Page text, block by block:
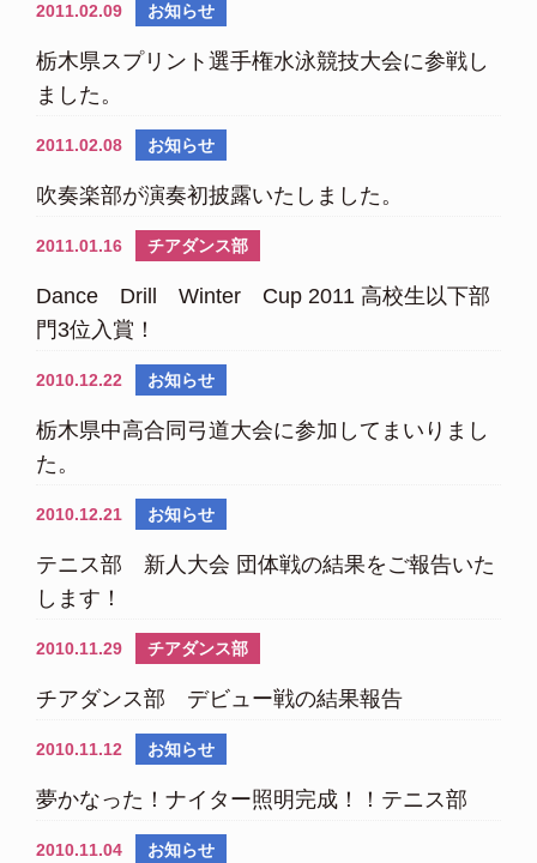
2011.02.09 お知らせ
栃木県スプリント選手権水泳競技大会に参戦し
ました。
2011.02.08 お知らせ
吹奏楽部が演奏初披露いたしました。
2011.01.16 チアダンス部
Dance Drill Winter Cup 2011 高校生以下部
門3位入賞！
2010.12.22 お知らせ
栃木県中高合同弓道大会に参加してまいりまし
た。
2010.12.21 お知らせ
テニス部 新人大会 団体戦の結果をご報告いた
します！
2010.11.29 チアダンス部
チアダンス部 デビュー戦の結果報告
2010.11.12 お知らせ
夢かなった！ナイター照明完成！！テニス部
2010.11.04 お知らせ